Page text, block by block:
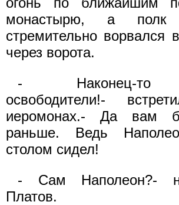
монастырю, а полк
стремительно ворвался
через ворота.
- Наконец-то
освободители!-
иеромонах.- Да вам
раньше. Ведь
столом сидел!
- Сам Наполеон?-
Платов.